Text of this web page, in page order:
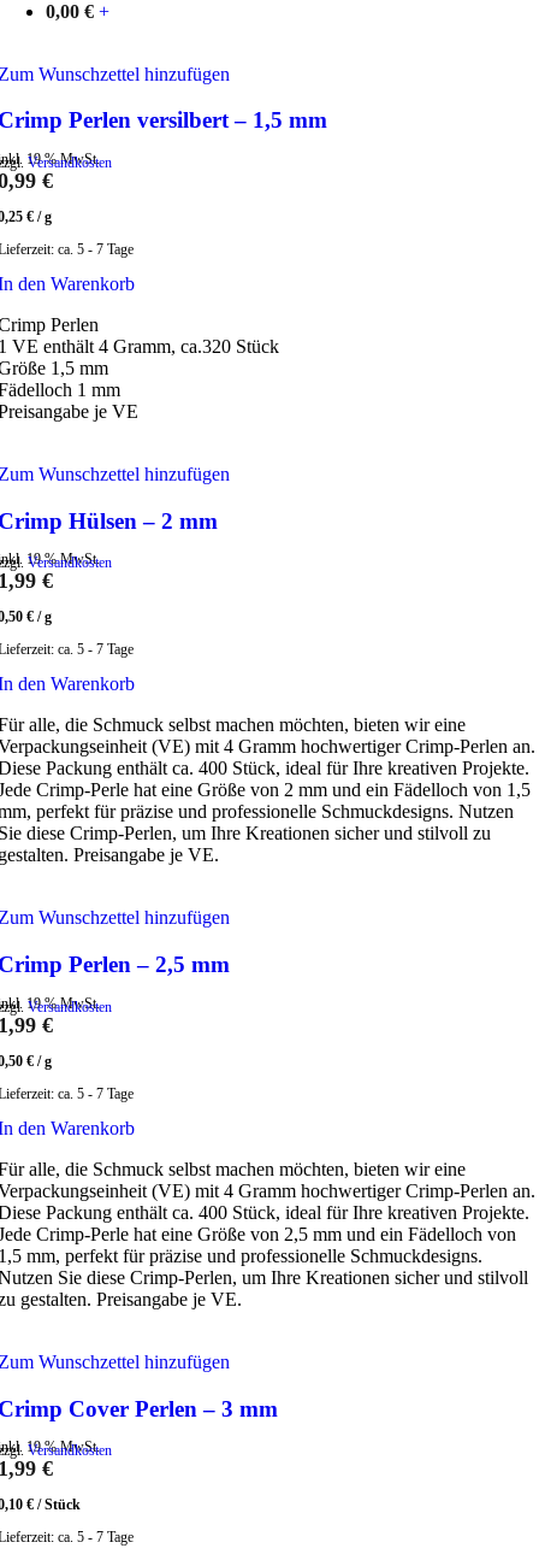
0,00 € +
Wunschzettel hinzufügen
Perlen versilbert – 1,5 mm
19 % MwSt.
Versandkosten
€
€ /g
ca. 5 - 7 Tage
den Warenkorb
Perlen
VE enthält 4 Gramm, ca.320 Stück
1,5 mm
1 mm
je VE
Wunschzettel hinzufügen
Hülsen – 2 mm
19 % MwSt.
Versandkosten
€
€ /g
ca. 5 - 7 Tage
den Warenkorb
alle, die Schmuck selbst machen möchten, bieten wir eine
(VE) mit 4 Gramm hochwertiger Crimp-Perlen an.
Packung enthält ca. 400 Stück, ideal für Ihre kreativen Projekte.
Crimp-Perle hat eine Größe von 2 mm und ein Fädelloch von 1,5
perfekt für präzise und professionelle Schmuckdesigns. Nutzen
diese Crimp-Perlen, um Ihre Kreationen sicher und stilvoll zu
Preisangabe je VE.
Wunschzettel hinzufügen
Perlen – 2,5 mm
19 % MwSt.
Versandkosten
€
€ /g
ca. 5 - 7 Tage
den Warenkorb
alle, die Schmuck selbst machen möchten, bieten wir eine
(VE) mit 4 Gramm hochwertiger Crimp-Perlen an.
Packung enthält ca. 400 Stück, ideal für Ihre kreativen Projekte.
Crimp-Perle hat eine Größe von 2,5 mm und ein Fädelloch von
mm, perfekt für präzise und professionelle Schmuckdesigns.
Sie diese Crimp-Perlen, um Ihre Kreationen sicher und stilvoll
gestalten. Preisangabe je VE.
Wunschzettel hinzufügen
Cover Perlen – 3 mm
19 % MwSt.
Versandkosten
€
€ /Stück
ca. 5 - 7 Tage